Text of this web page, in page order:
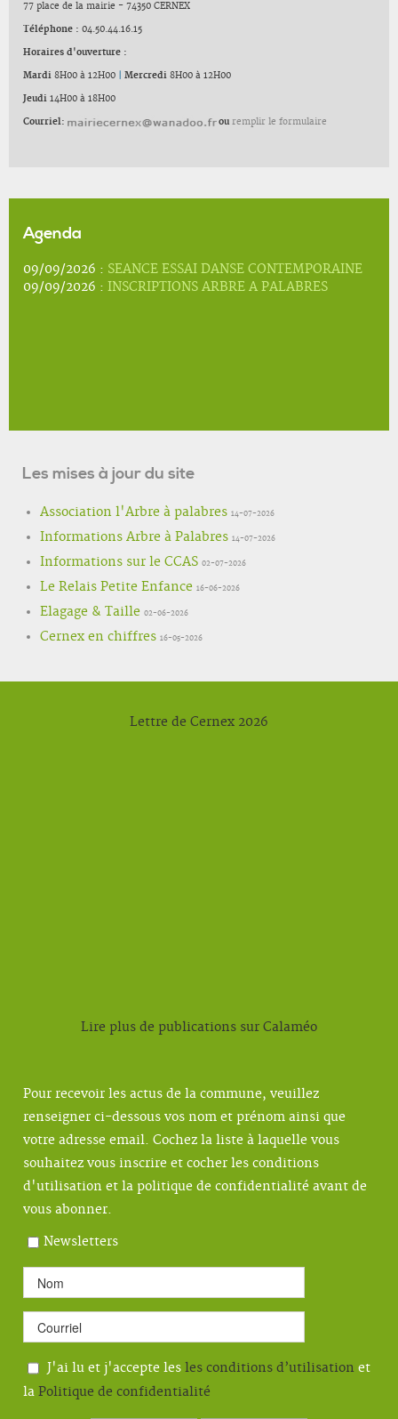
77 place de la mairie - 74350 CERNEX
Téléphone : 04.50.44.16.15
Horaires d'ouverture :
Mardi 8H00 à 12H00 Mercredi 8H00 à 12H00
Jeudi 14H00 à 18H00
Courriel: ou remplir le formulaire
Agenda
09/09/2026 : SEANCE ESSAI DANSE CONTEMPORAINE
09/09/2026 : INSCRIPTIONS ARBRE A PALABRES
Les mises à jour du site
Association l'Arbre à palabres 14-07-2026
Informations Arbre à Palabres 14-07-2026
Informations sur le CCAS 02-07-2026
Le Relais Petite Enfance 16-06-2026
Elagage & Taille 02-06-2026
Cernex en chiffres 16-05-2026
Lettre de Cernex 2026
Lire plus de publications sur Calaméo
Pour recevoir les actus de la commune, veuillez
renseigner ci-dessous vos nom et prénom ainsi que
votre adresse email. Cochez la liste à laquelle vous
souhaitez vous inscrire et cocher les conditions
d'utilisation et la politique de confidentialité avant de
vous abonner.
Newsletters
J'ai lu et j'accepte les les conditions d’utilisation et
la Politique de confidentialité